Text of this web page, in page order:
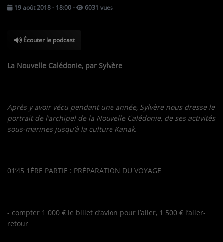
TOUS LES PODCASTS
LA RADIO
C'EST QUOI CETTE RADIO ?
COMMUNIQUEZ SUR OUEST
TRACK
PARTICIPEZ
LES JEUX-CONCOURS
19 août 2018 - 18:00- 6031 vues
Écouter le podcast
La Nouvelle Calédonie, par Sylvère
Après y avoir vécu pendant une année, Sylvère nous dresse le
portrait de l’archipel de la Nouvelle Calédonie, de ses activités
sous-marines jusqu’à la culture Kanak.
01’45 1ÈRE PARTIE : PRÉPARATION DU VOYAGE
- compter 1 000 € le billet d’avion pour l’aller, 1 500 € l’aller-
retour